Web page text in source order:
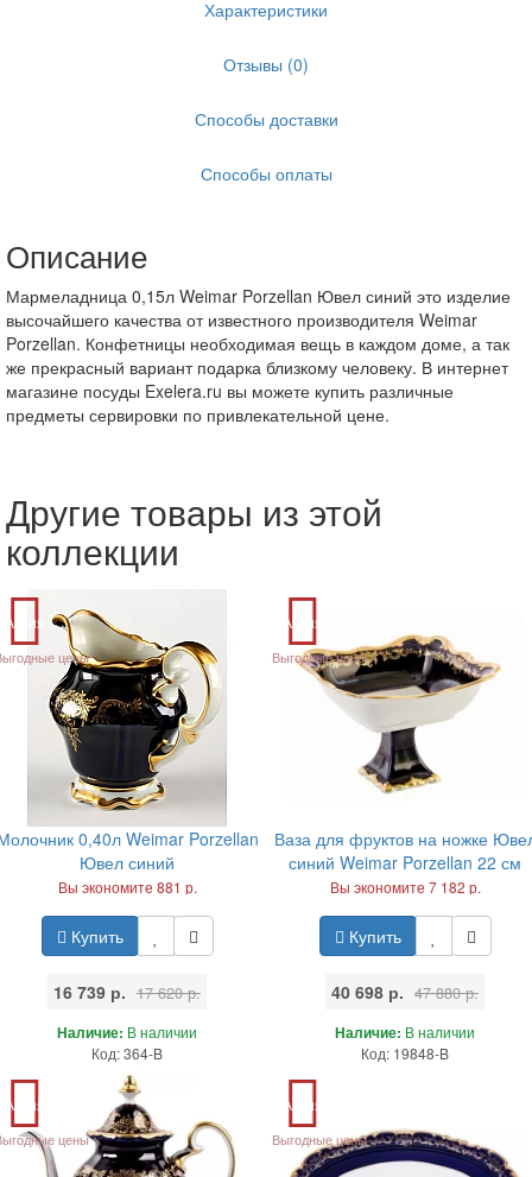
Характеристики
Отзывы (0)
Способы доставки
Способы оплаты
Описание
Мармеладница 0,15л Weimar Porzellan Ювел синий это изделие
высочайшего качества от известного производителя Weimar
Porzellan. Конфетницы необходимая вещь в каждом доме, а так
же прекрасный вариант подарка близкому человеку. В интернет
магазине посуды Exelera.ru вы можете купить различные
предметы сервировки по привлекательной цене.
Другие товары из этой
коллекции
Акция
цены
0,40л Weimar Porzellan
Ювел синий
Вы экономите 881 р.
Купить
16 739 р. 17 620 р.
Наличие: В наличии
Код: 364-B
Акция
Выгодные цены
Ваза для фруктов на ножке
синий Weimar Porzellan 22 см
Вы экономите 7 182 р.
Купить
40 698 р. 47 880 р.
Наличие: В наличии
Код: 19848-B
Акция
цены
Акция
Выгодные цены